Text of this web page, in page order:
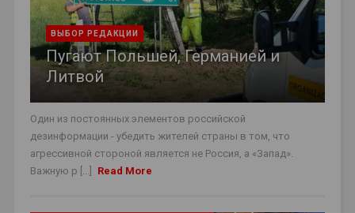
ВЫБОР РЕДАКЦИИ
Пугают Польшей, Германией и
Литвой
Один из постоянных элементов российской
дезинформации - убедить жителей страны в том, что
агрессивной стороной является не Россия, а «Запад».
Важную р [...]
Read More